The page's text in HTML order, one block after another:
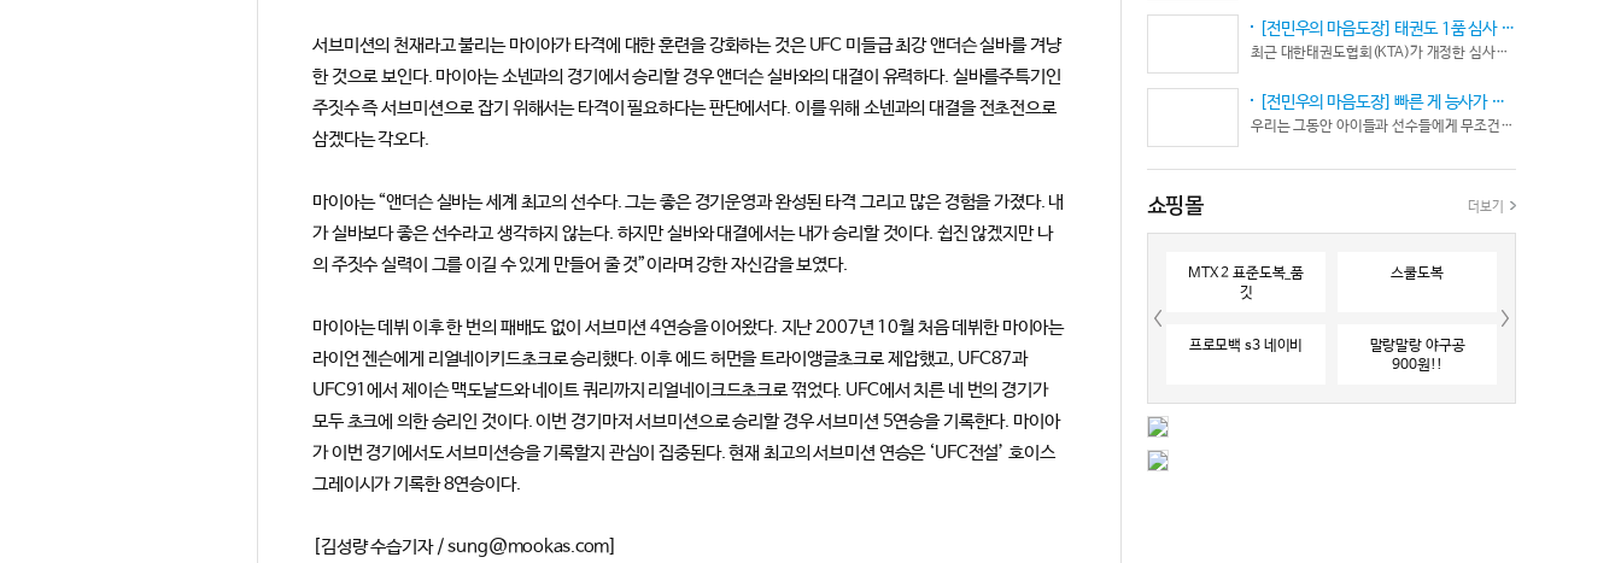
서브미션의 천재라고 불리는 마이아가 타격에 대한 훈련을 강화하는 것은 UFC 미들급 최강 앤더슨 실바를 겨냥
한 것으로 보인다. 마이아는 소넨과의 경기에서 승리할 경우 앤더슨 실바와의 대결이 유력하다. 실바를주특기인
주짓수 즉 서브미션으로 잡기 위해서는 타격이 필요하다는 판단에서다. 이를 위해 소넨과의 대결을 전초전으로
삼겠다는 각오다.
마이아는 “앤더슨 실바는 세계 최고의 선수다. 그는 좋은 경기운영과 완성된 타격 그리고 많은 경험을 가졌다. 내
가 실바보다 좋은 선수라고 생각하지 않는다. 하지만 실바와 대결에서는 내가 승리할 것이다. 쉽진 않겠지만 나
의 주짓수 실력이 그를 이길 수 있게 만들어 줄 것”이라며 강한 자신감을 보였다.
마이아는 데뷔 이후 한 번의 패배도 없이 서브미션 4연승을 이어왔다. 지난 2007년 10월 처음 데뷔한 마이아는
라이언 젠슨에게 리얼네이키드초크로 승리했다. 이후 에드 허먼을 트라이앵글초크로 제압했고, UFC87과
UFC91에서 제이슨 맥도날드와 네이트 쿼리까지 리얼네이크드초크로 꺾었다. UFC에서 치른 네 번의 경기가
모두 초크에 의한 승리인 것이다. 이번 경기마저 서브미션으로 승리할 경우 서브미션 5연승을 기록한다. 마이아
가 이번 경기에서도 서브미션승을 기록할지 관심이 집중된다. 현재 최고의 서브미션 연승은 ‘UFC전설’ 호이스
그레이시가 기록한 8연승이다.
[김성량 수습기자 / sung@mookas.com]
좋지 않습니다.
[전민우의 마음도장] 태권도 1품 심사 완화... 문턱은 낮아졌지만, 계단은 더욱 가팔라졌다!
최근 대한태권도협회(KTA)가 개정한 심사시행 규정이 도장가에 화두를 던지고 있다. 저연령 1품(단) 심사 시 지정 품새의 추첨 범위와 시기를 완화해 각 시도협회가 사실상 태극 1장부터 5장까지로 지정을 축소할 수 있는 제도적 근거를 마련했다.
[전민우의 마음도장] 빠른 게 능사가 아니다… 엘리트 선수의 '기다림'
우리는 그동안 아이들과 선수들에게 무조건 “빨리 반응하라”고 다그치기만 했던 것은 아닐까? 진정한 탁월함은 단순히 근육의 수축 속도가 빠른 데서 오지 않는다. 복잡하고 긴박한 1대 1 격투 상황 속에서 ‘언제 멈추고, 언제 폭발할 것인가’를 통제하는 타이밍 조절 능력과 상황 인식(Situational Awareness)에서 온다.
쇼핑몰 더보기
MTX 2 표준도복_품
깃
스쿨도복
프로모백 s3 네이비
말랑말랑 야구공
900원!!